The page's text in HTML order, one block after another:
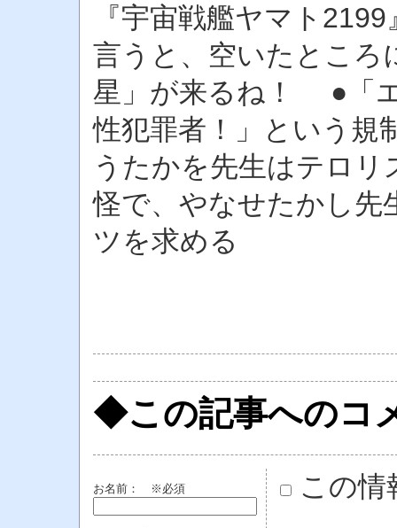
『宇宙戦艦ヤマト
言うと、空いたところ
星」が来るね！ ●「
性犯罪者！」という規
うたかを先生はテロ
怪で、やなせたかし先
ツを求める
◆この記事へのコ
お名前： ※必須 この情